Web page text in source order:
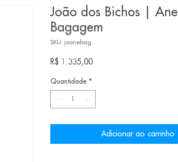
João dos Bichos | Anel
Bagagem
SKU: joanebag
R$ 1.335,00Preço
Quantidade *
Adicionar ao carrinho